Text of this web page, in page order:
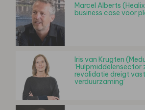
Marcel Alberts
business case voor
Iris van Krugten
‘Hulpmiddelensector
revalidatie dreigt
verduurzaming’